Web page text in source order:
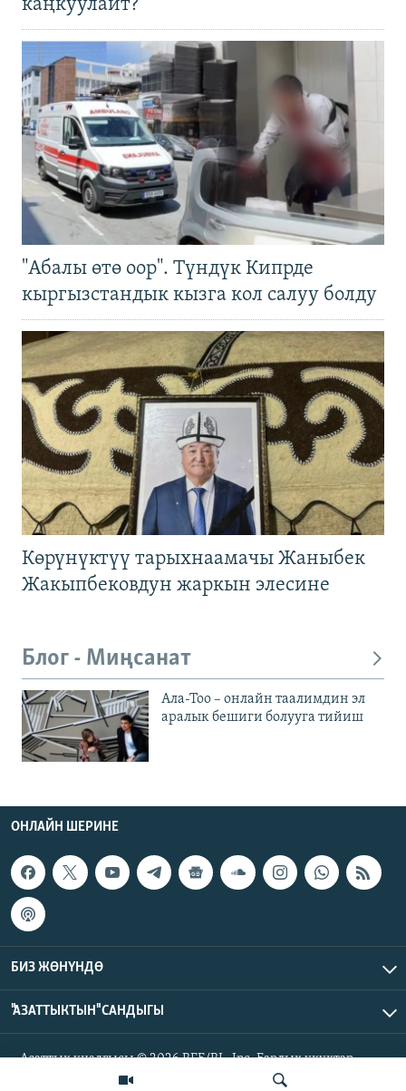
каңкуулайт?
"Абалы өтө оор". Түндүк Кипрде
кыргызстандык кызга кол салуу болду
Көрүнүктүү тарыхнаамачы Жаныбек
Жакыпбековдун жаркын элесине
Блог - Миңсанат
Ала-Тоо – онлайн таалимдин эл
аралык бешиги болууга тийиш
ОНЛАЙН ШЕРИНЕ
БИЗ ЖӨНҮНДӨ
"АЗАТТЫКТЫН" САНДЫГЫ
Азаттык үналгысы © 2026 RFE/RL, Inc. Бардык укуктар